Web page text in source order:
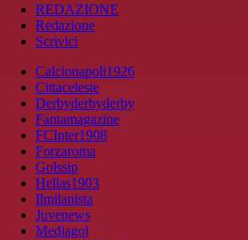
REDAZIONE
Redazione
Scrivici
Calcionapoli1926
Cittaceleste
Derbyderbyderby
Fantamagazine
FCInter1908
Forzaroma
Golssip
Hellas1903
Ilmilanista
Juvenews
Mediagol